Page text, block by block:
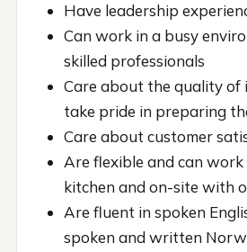
Have leadership
Can work in a busy
skilled professionals
Care about the quality of
take pride in preparing
Care about customer
Are flexible and can
kitchen and on-site with
Are fluent in spoken
spoken and written